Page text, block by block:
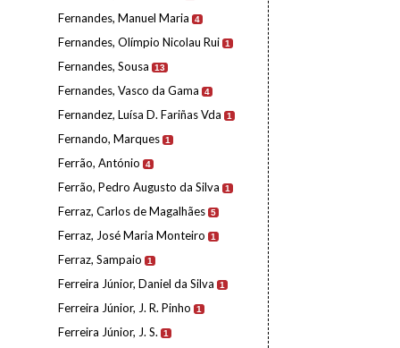
Fernandes, Manuel Maria 4
Fernandes, Olímpio Nicolau Rui 1
Fernandes, Sousa 13
Fernandes, Vasco da Gama 4
Fernandez, Luísa D. Fariñas Vda 1
Fernando, Marques 1
Ferrão, António 4
Ferrão, Pedro Augusto da Silva 1
Ferraz, Carlos de Magalhães 5
Ferraz, José Maria Monteiro 1
Ferraz, Sampaio 1
Ferreira Júnior, Daniel da Silva 1
Ferreira Júnior, J. R. Pinho 1
Ferreira Júnior, J. S. 1